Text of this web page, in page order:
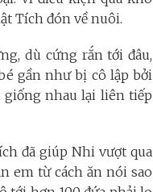
Tích đón về nuôi.
dù cứng rắn tới đâu,
gần như bị cô lập bởi
giống nhau lại liên tiếp
đã giúp Nhi vượt qua
em từ cách ăn nói sao